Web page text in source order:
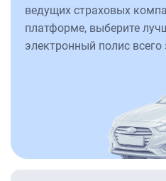
ведущих страховых
платформе, выберите
электронный полис всего